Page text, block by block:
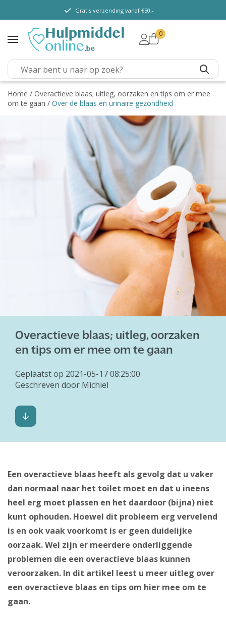
TENA Lady
TENA Men
TENA Pants (m/ v)
TENA Flex
TENA Slip
Dieetvoeding
Gratis verzending vanaf €50,-
0
Home / Overactieve blaas; uitleg, oorzaken en tips om er mee
om te gaan / Over de blaas en urinaire gezondheid
Overactieve blaas; uitleg, oorzaken
en tips om er mee om te gaan
Geplaatst op 2021-05-17 08:25:00
Geschreven door Michiel
Een overactieve blaas heeft als gevolg dat u vaker
dan normaal naar het toilet moet en dat u ineens
heel erg moet plassen en het daardoor (bijna) niet
kunt ophouden. Hoewel dit probleem erg vervelend
is en ook vaak voorkomt is er geen duidelijke
oorzaak. Wel zijn er meerdere onderliggende
problemen die een overactieve blaas kunnen
veroorzaken. In dit artikel leest u meer uitleg over
een overactieve blaas en tips om hier mee om te
gaan.